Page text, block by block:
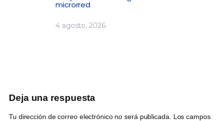
microrred
4 agosto, 2026
Deja una respuesta
Tu dirección de correo electrónico no será publicada.
Los campos